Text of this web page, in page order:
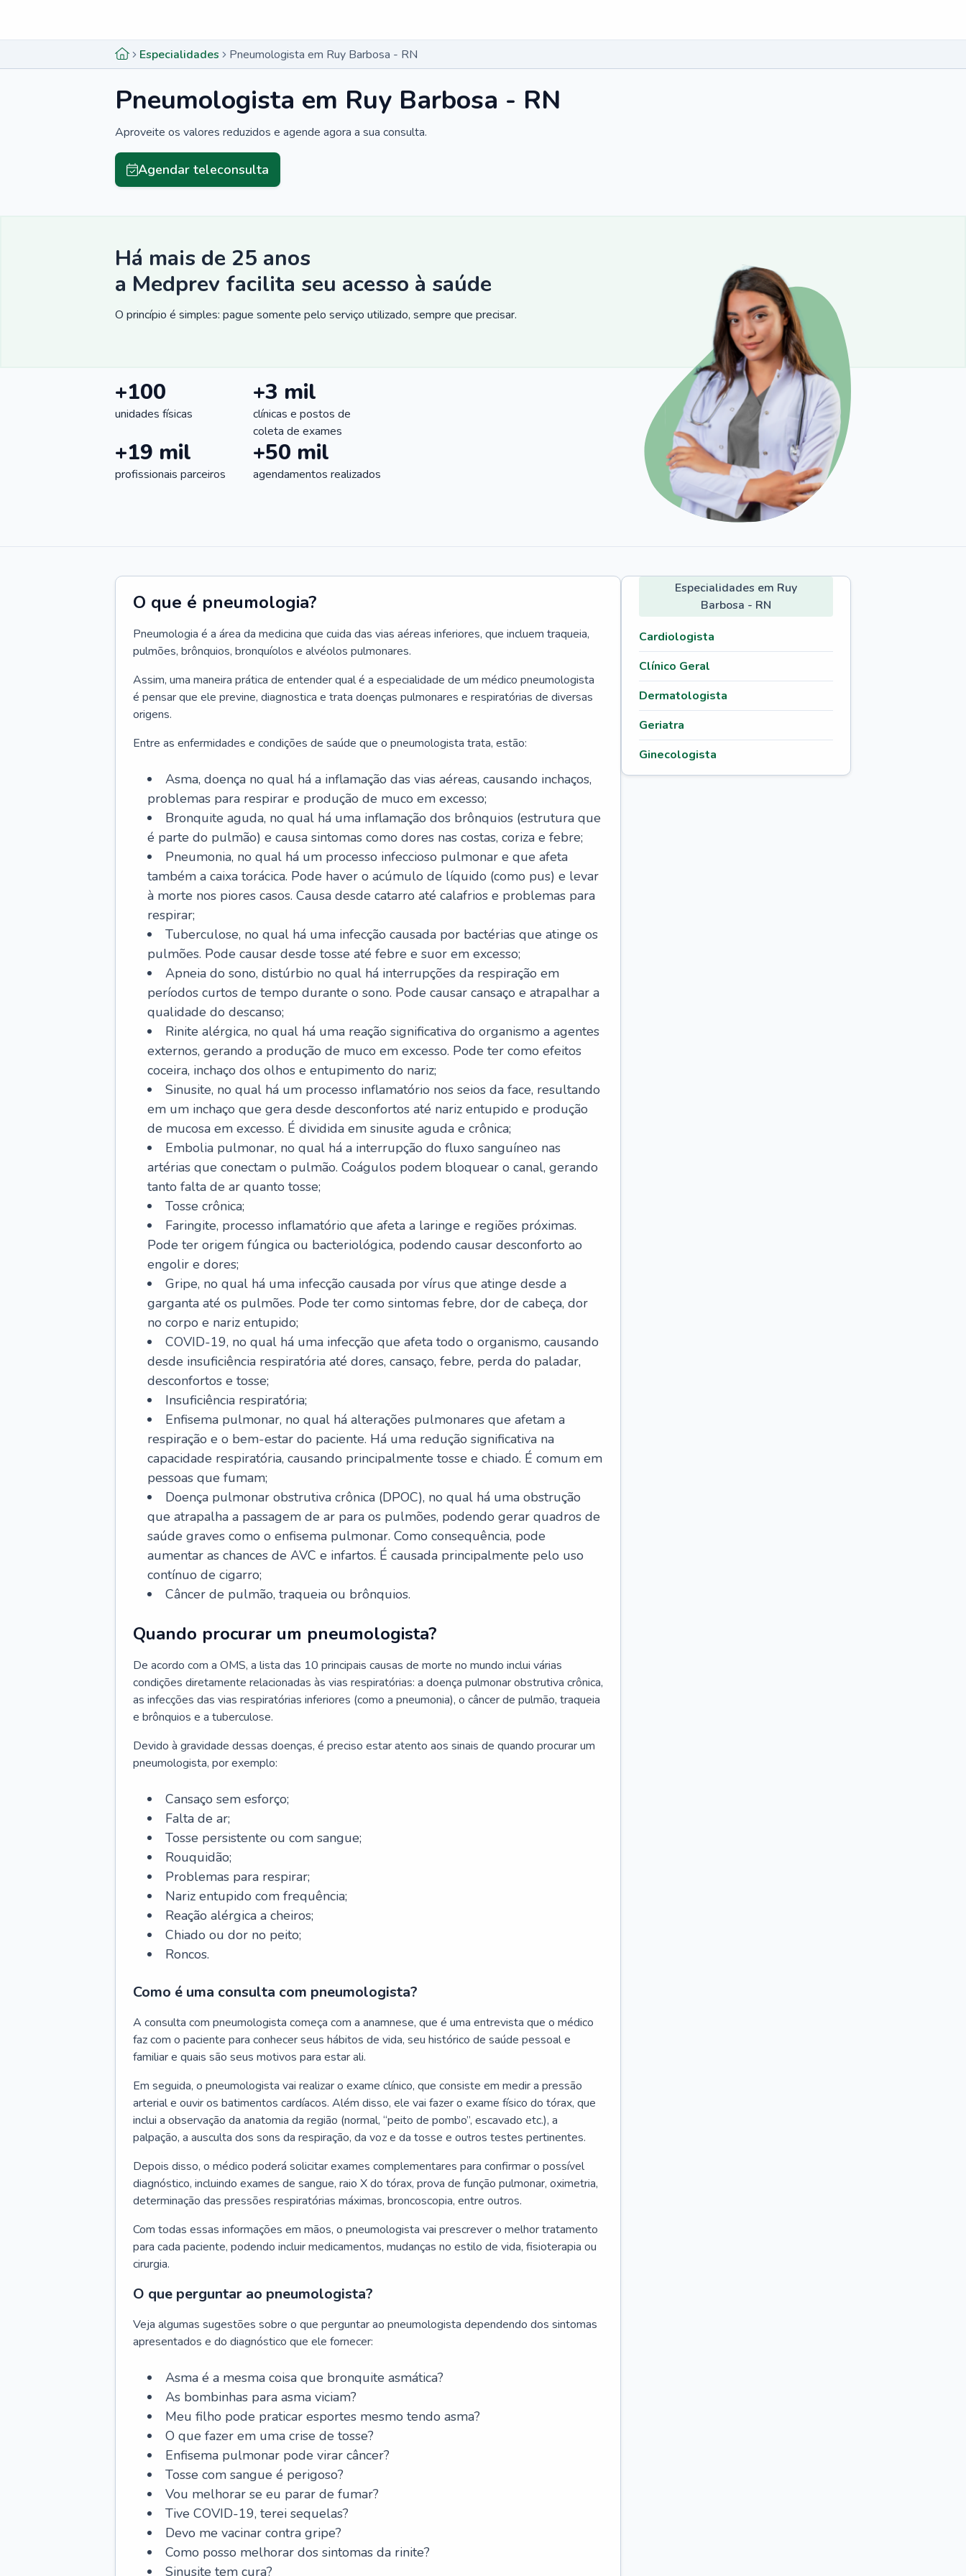
Especialidades Pneumologista em Ruy Barbosa - RN
Pneumologista em Ruy Barbosa - RN
Aproveite os valores reduzidos e agende agora a sua consulta.
Agendar teleconsulta
Há mais de 25 anos
a Medprev facilita seu acesso à saúde
O princípio é simples: pague somente pelo serviço utilizado, sempre que precisar.
+100
unidades físicas
+3 mil
clínicas e postos de
coleta de exames
+19 mil
profissionais parceiros
+50 mil
agendamentos realizados
O que é pneumologia?
Pneumologia é a área da medicina que cuida das vias aéreas inferiores, que incluem traqueia,
pulmões, brônquios, bronquíolos e alvéolos pulmonares.
Assim, uma maneira prática de entender qual é a especialidade de um médico pneumologista
é pensar que ele previne, diagnostica e trata doenças pulmonares e respiratórias de diversas
origens.
Entre as enfermidades e condições de saúde que o pneumologista trata, estão:
Asma, doença no qual há a inflamação das vias aéreas, causando inchaços,
problemas para respirar e produção de muco em excesso;
Bronquite aguda, no qual há uma inflamação dos brônquios (estrutura que
é parte do pulmão) e causa sintomas como dores nas costas, coriza e febre;
Pneumonia, no qual há um processo infeccioso pulmonar e que afeta
também a caixa torácica. Pode haver o acúmulo de líquido (como pus) e levar
à morte nos piores casos. Causa desde catarro até calafrios e problemas para
respirar;
Tuberculose, no qual há uma infecção causada por bactérias que atinge os
pulmões. Pode causar desde tosse até febre e suor em excesso;
Apneia do sono, distúrbio no qual há interrupções da respiração em
períodos curtos de tempo durante o sono. Pode causar cansaço e atrapalhar a
qualidade do descanso;
Rinite alérgica, no qual há uma reação significativa do organismo a agentes
externos, gerando a produção de muco em excesso. Pode ter como efeitos
coceira, inchaço dos olhos e entupimento do nariz;
Sinusite, no qual há um processo inflamatório nos seios da face, resultando
em um inchaço que gera desde desconfortos até nariz entupido e produção
de mucosa em excesso. É dividida em sinusite aguda e crônica;
Embolia pulmonar, no qual há a interrupção do fluxo sanguíneo nas
artérias que conectam o pulmão. Coágulos podem bloquear o canal, gerando
tanto falta de ar quanto tosse;
Tosse crônica;
Faringite, processo inflamatório que afeta a laringe e regiões próximas.
Pode ter origem fúngica ou bacteriológica, podendo causar desconforto ao
engolir e dores;
Gripe, no qual há uma infecção causada por vírus que atinge desde a
garganta até os pulmões. Pode ter como sintomas febre, dor de cabeça, dor
no corpo e nariz entupido;
COVID-19, no qual há uma infecção que afeta todo o organismo, causando
desde insuficiência respiratória até dores, cansaço, febre, perda do paladar,
desconfortos e tosse;
Insuficiência respiratória;
Enfisema pulmonar, no qual há alterações pulmonares que afetam a
respiração e o bem-estar do paciente. Há uma redução significativa na
capacidade respiratória, causando principalmente tosse e chiado. É comum em
pessoas que fumam;
Doença pulmonar obstrutiva crônica (DPOC), no qual há uma obstrução
que atrapalha a passagem de ar para os pulmões, podendo gerar quadros de
saúde graves como o enfisema pulmonar. Como consequência, pode
aumentar as chances de AVC e infartos. É causada principalmente pelo uso
contínuo de cigarro;
Câncer de pulmão, traqueia ou brônquios.
Quando procurar um pneumologista?
De acordo com a OMS, a lista das 10 principais causas de morte no mundo inclui várias
condições diretamente relacionadas às vias respiratórias: a doença pulmonar obstrutiva crônica,
as infecções das vias respiratórias inferiores (como a pneumonia), o câncer de pulmão, traqueia
e brônquios e a tuberculose.
Devido à gravidade dessas doenças, é preciso estar atento aos sinais de quando procurar um
pneumologista, por exemplo:
Cansaço sem esforço;
Falta de ar;
Tosse persistente ou com sangue;
Rouquidão;
Problemas para respirar;
Nariz entupido com frequência;
Reação alérgica a cheiros;
Chiado ou dor no peito;
Roncos.
Como é uma consulta com pneumologista?
A consulta com pneumologista começa com a anamnese, que é uma entrevista que o médico
faz com o paciente para conhecer seus hábitos de vida, seu histórico de saúde pessoal e
familiar e quais são seus motivos para estar ali.
Em seguida, o pneumologista vai realizar o exame clínico, que consiste em medir a pressão
arterial e ouvir os batimentos cardíacos. Além disso, ele vai fazer o exame físico do tórax, que
inclui a observação da anatomia da região (normal, “peito de pombo”, escavado etc.), a
palpação, a ausculta dos sons da respiração, da voz e da tosse e outros testes pertinentes.
Depois disso, o médico poderá solicitar exames complementares para confirmar o possível
diagnóstico, incluindo exames de sangue, raio X do tórax, prova de função pulmonar, oximetria,
determinação das pressões respiratórias máximas, broncoscopia, entre outros.
Com todas essas informações em mãos, o pneumologista vai prescrever o melhor tratamento
para cada paciente, podendo incluir medicamentos, mudanças no estilo de vida, fisioterapia ou
cirurgia.
O que perguntar ao pneumologista?
Veja algumas sugestões sobre o que perguntar ao pneumologista dependendo dos sintomas
apresentados e do diagnóstico que ele fornecer:
Asma é a mesma coisa que bronquite asmática?
As bombinhas para asma viciam?
Meu filho pode praticar esportes mesmo tendo asma?
O que fazer em uma crise de tosse?
Enfisema pulmonar pode virar câncer?
Tosse com sangue é perigoso?
Vou melhorar se eu parar de fumar?
Tive COVID-19, terei sequelas?
Devo me vacinar contra gripe?
Como posso melhorar dos sintomas da rinite?
Sinusite tem cura?
Especialidades em Ruy
Barbosa - RN
Cardiologista
Clínico Geral
Dermatologista
Geriatra
Ginecologista